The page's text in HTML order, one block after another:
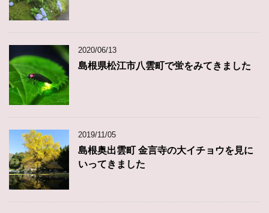
2020/06/13
島根県松江市八雲町で蛍をみてきました
2019/11/05
島根奥出雲町 金言寺の大イチョウを見に
いってきました